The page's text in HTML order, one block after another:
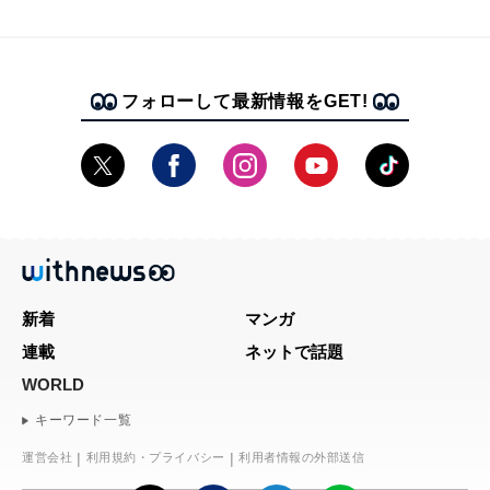
フォローして最新情報をGET!
新着
マンガ
連載
ネットで話題
WORLD
キーワード一覧
運営会社 利用規約・プライバシー 利用者情報の外部送信